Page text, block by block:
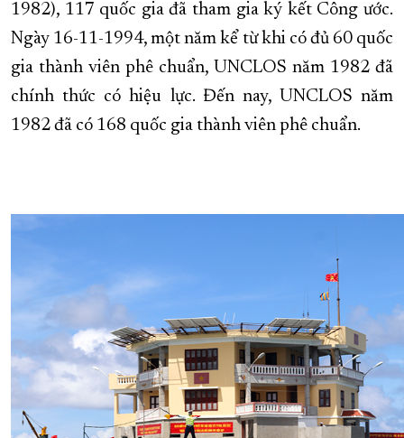
1982), 117 quốc gia đã tham gia ký kết Công ước.
Ngày 16-11-1994, một năm kể từ khi có đủ 60 quốc
gia thành viên phê chuẩn, UNCLOS năm 1982 đã
chính thức có hiệu lực. Đến nay, UNCLOS năm
1982 đã có 168 quốc gia thành viên phê chuẩn.